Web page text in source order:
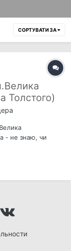
СОРТУВАТИ ЗА
Толстого)
- не знаю, чи